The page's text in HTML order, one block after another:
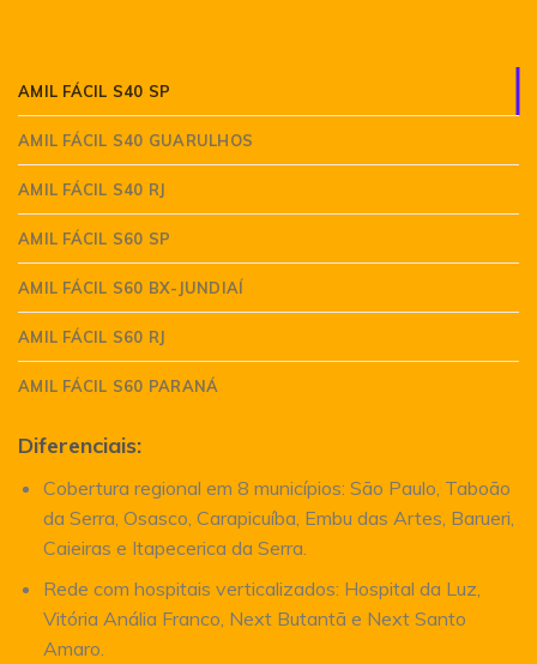
AMIL FÁCIL S40 SP
AMIL FÁCIL S40 GUARULHOS
AMIL FÁCIL S40 RJ
AMIL FÁCIL S60 SP
AMIL FÁCIL S60 BX-JUNDIAÍ
AMIL FÁCIL S60 RJ
AMIL FÁCIL S60 PARANÁ
Diferenciais:
Cobertura regional em 8 municípios: São Paulo, Taboão
da Serra, Osasco, Carapicuíba, Embu das Artes, Barueri,
Caieiras e Itapecerica da Serra.
Rede com hospitais verticalizados: Hospital da Luz,
Vitória Anália Franco, Next Butantã e Next Santo
Amaro.